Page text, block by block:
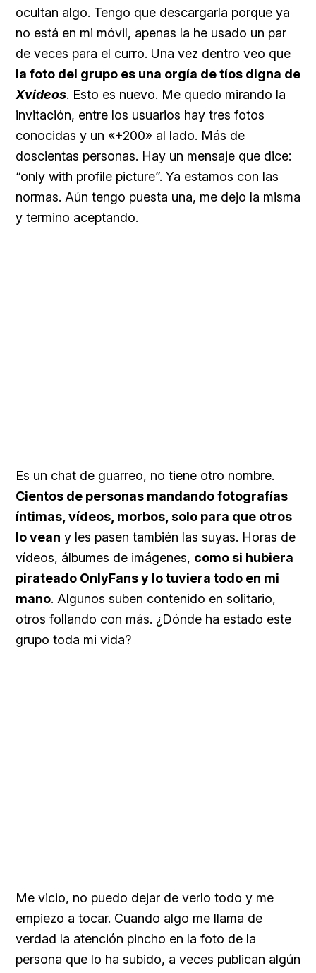
ocultan algo. Tengo que descargarla porque ya
no está en mi móvil, apenas la he usado un par
de veces para el curro. Una vez dentro veo que
la foto del grupo es una orgía de tíos digna de
Xvideos. Esto es nuevo. Me quedo mirando la
invitación, entre los usuarios hay tres fotos
conocidas y un «+200» al lado. Más de
doscientas personas. Hay un mensaje que dice:
“only with profile picture”. Ya estamos con las
normas. Aún tengo puesta una, me dejo la misma
y termino aceptando.
Es un chat de guarreo, no tiene otro nombre.
Cientos de personas mandando fotografías
íntimas, vídeos, morbos, solo para que otros
lo vean y les pasen también las suyas. Horas de
vídeos, álbumes de imágenes, como si hubiera
pirateado OnlyFans y lo tuviera todo en mi
mano. Algunos suben contenido en solitario,
otros follando con más. ¿Dónde ha estado este
grupo toda mi vida?
Me vicio, no puedo dejar de verlo todo y me
empiezo a tocar. Cuando algo me llama de
verdad la atención pincho en la foto de la
persona que lo ha subido, a veces publican algún